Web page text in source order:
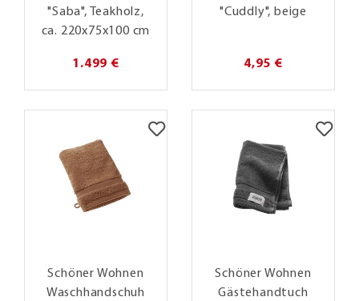
"Saba", Teakholz,
ca. 220x75x100 cm
1.499 €
"Cuddly", beige
4,95 €
Schöner Wohnen
Waschhandschuh
Schöner Wohnen
Gästehandtuch